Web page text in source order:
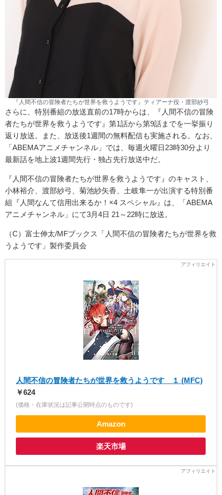
『人間不信の冒険者たちが世界を救うようです』ティアーナ役・渡部紗弓
さらに、特別番組の放送直前の17時からは、『人間不信の冒険
者たちが世界を救うようです』第1話から第9話までを一挙振り
返り放送。また、放送後1週間の無料配信も実施される。なお、
「ABEMAアニメチャンネル」では、毎週火曜日23時30分より
最新話を地上波1週間先行・独占先行放送中だ。
『人間不信の冒険者たちが世界を救うようです』のキャスト、
小林裕介、渡部紗弓、菊池紗矢香、土岐隼一が出演する特別番
組『人間なんて信用出来るか！×4 スペシャル』は、「ABEMA
アニメチャンネル」にて3月4日 21～22時に放送。
（C）富士伸太/MFブックス「人間不信の冒険者たちが世界を救
うようです」製作委員会
人間不信の冒険者たちが世界を救うようです １ (MFC)
￥624
(価格・在庫状況は記事公開時点のものです)
Amazon
楽天市場